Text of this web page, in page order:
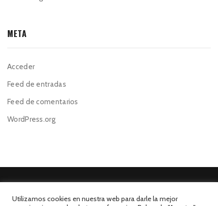
META
Acceder
Feed de entradas
Feed de comentarios
WordPress.org
Utilizamos cookies en nuestra web para darle la mejor